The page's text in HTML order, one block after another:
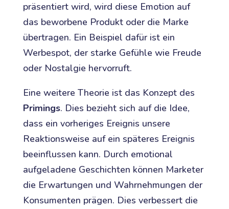
präsentiert wird, wird diese Emotion auf
das beworbene Produkt oder die Marke
übertragen. Ein Beispiel dafür ist ein
Werbespot, der starke Gefühle wie Freude
oder Nostalgie hervorruft.
Eine weitere Theorie ist das Konzept des
Primings. Dies bezieht sich auf die Idee,
dass ein vorheriges Ereignis unsere
Reaktionsweise auf ein späteres Ereignis
beeinflussen kann. Durch emotional
aufgeladene Geschichten können Marketer
die Erwartungen und Wahrnehmungen der
Konsumenten prägen. Dies verbessert die